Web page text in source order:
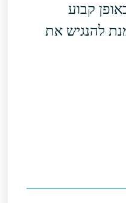
קבוע
להנגיש את